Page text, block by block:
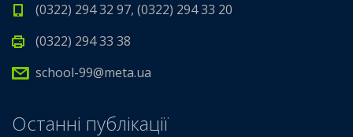
(0322) 294 32 97, (0322) 294 33 20
(0322) 294 33 38
school-99@meta.ua
Останні публікації